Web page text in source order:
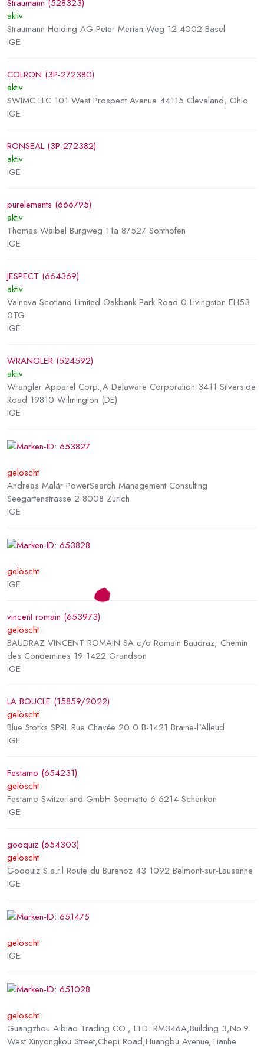
Straumann (528323)
aktiv
Straumann Holding AG Peter Merian-Weg 12 4002 Basel
IGE
COLRON (3P-272380)
aktiv
SWIMC LLC 101 West Prospect Avenue 44115 Cleveland, Ohio
IGE
RONSEAL (3P-272382)
aktiv
IGE
purelements (666795)
aktiv
Thomas Waibel Burgweg 11a 87527 Sonthofen
IGE
JESPECT (664369)
aktiv
Valneva Scotland Limited Oakbank Park Road 0 Livingston EH53
0TG
IGE
WRANGLER (524592)
aktiv
Wrangler Apparel Corp.,A Delaware Corporation 3411 Silverside
Road 19810 Wilmington (DE)
IGE
gelöscht
Andreas Malär PowerSearch Management Consulting
Seegartenstrasse 2 8008 Zürich
IGE
gelöscht
IGE
vincent romain (653973)
gelöscht
BAUDRAZ VINCENT ROMAIN SA c/o Romain Baudraz, Chemin
des Condemines 19 1422 Grandson
IGE
LA BOUCLE (15859/2022)
gelöscht
Blue Storks SPRL Rue Chavée 20 0 B-1421 Braine-l`Alleud
IGE
Festamo (654231)
gelöscht
Festamo Switzerland GmbH Seematte 6 6214 Schenkon
IGE
gooquiz (654303)
gelöscht
Gooquiz S.a.r.l Route du Burenoz 43 1092 Belmont-sur-Lausanne
IGE
gelöscht
IGE
gelöscht
Guangzhou Aibiao Trading CO., LTD. RM346A,Building 3,No.9
West Xinyongkou Street,Chepi Road,Huangbu Avenue,Tianhe